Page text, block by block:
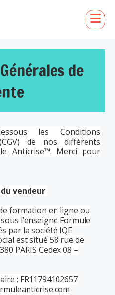
de
les Conditions
de nos différents
Anticrise™. Merci pour
vendeur
formation en ligne ou
l’enseigne Formule
par la société IQE
est situé 58 rue de
PARIS Cedex 08 –
: FR11794102657